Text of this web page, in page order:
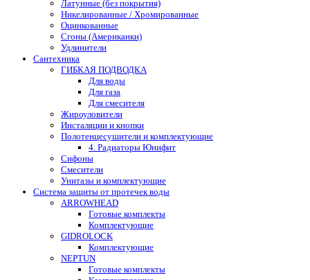
Латунные (без покрытия)
Никелированные / Хромированные
Оцинкованные
Сгоны (Американки)
Удлинители
Сантехника
ГИБКАЯ ПОДВОДКА
Для воды
Для газа
Для смесителя
Жироуловители
Инсталяции и кнопки
Полотенцесушители и комплектующие
4. Радиаторы Юнифит
Сифоны
Смесители
Унитазы и комплектующие
Система защиты от протечек воды
ARROWHEAD
Готовые комплекты
Комплектующие
GIDROLOCK
Комплектующие
NEPTUN
Готовые комплекты